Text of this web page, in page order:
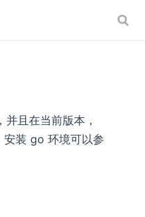
且在当前版本，
安装 go 环境可以参